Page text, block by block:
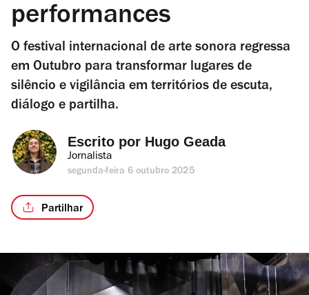
performances
O festival internacional de arte sonora regressa
em Outubro para transformar lugares de
silêncio e vigilância em territórios de escuta,
diálogo e partilha.
Escrito por Hugo Geada
Jornalista
segunda-feira 6 outubro 2025
Partilhar